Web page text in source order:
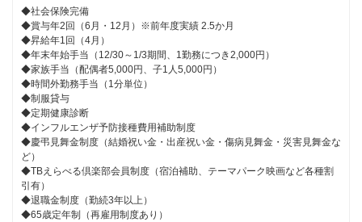
◆社会保険完備
◆賞与年2回（6月・12月）※前年度実績 2.5か月
◆昇給年1回（4月）
◆年末年始手当（12/30～1/3期間、1勤務につき2,000円）
◆家族手当（配偶者5,000円、子1人5,000円）
◆時間外勤務手当（1分単位）
◆制服貸与
◆定期健康診断
◆インフルエンザ予防接種費用補助制度
◆慶弔見舞金制度（結婚祝い金・出産祝い金・傷病見舞金・災害見舞金な
ど）
◆TBえらべる倶楽部会員制度（宿泊補助、テーマパーク映画など各種割
引有）
◆退職金制度（勤続3年以上）
◆65歳定年制（再雇用制度あり）